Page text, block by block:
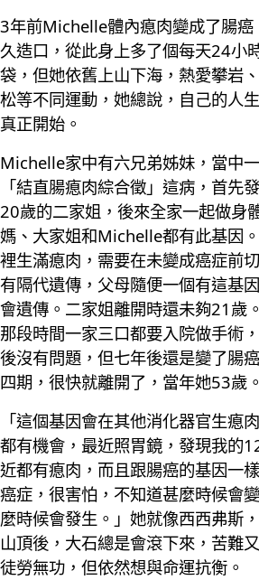
3年前Michelle體內瘜肉變成了腸癌
久造口，從此身上多了個每天24小
袋，但她依舊上山下海，熱愛攀岩
松等不同運動，她總說，自己的人
真正開始。
Michelle家中有六兄弟姊妹，當中
「結直腸瘜肉綜合徵」這病，首先
20歲的二家姐，後來全家一起做身
媽、大家姐和Michelle都有此基因
裡生滿瘜肉，需要在未變成癌症前
有隔代遺傳，父母隨便一個有這基
會遺傳。二家姐離開時還未夠21歲
那段時間一家三口都要入院做手術
後沒有問題，但七年後還是變了腸
四期，很快就離開了，當年她53歲。
「這個基因會在其他消化器官生瘜
都有機會，最近照胃鏡，發現我的
近都有瘜肉，而且跟腸癌的基因一
癌症，很害怕，不知道甚麼時候會
麼時候會發生。」她就像西西弗斯
山頂後，大石總是會滾下來，苦難
徒勞無功，但依然想與命運抗衡。